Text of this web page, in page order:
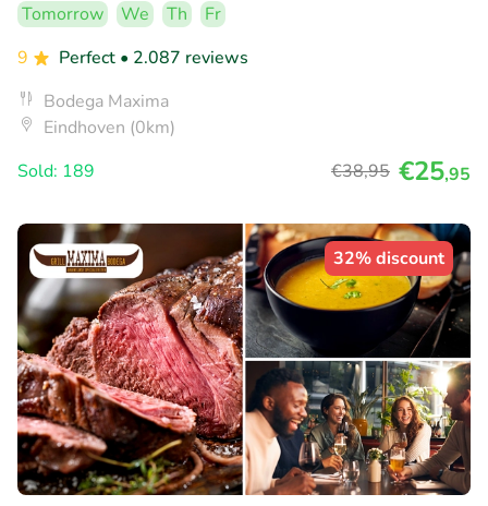
Tomorrow We Th
Fr
9
Perfect • 2.087 reviews
Bodega Maxima
Eindhoven (0km)
Sold: 189
€38,95 €25,95
32% discount